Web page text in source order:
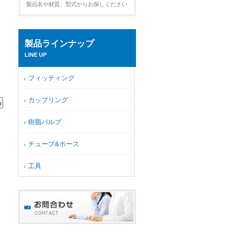
製品名や材質、型式からお探しください
製品ラインナップ
LINE UP
フィッティング
カップリング
樹脂バルブ
チューブ&ホース
工具